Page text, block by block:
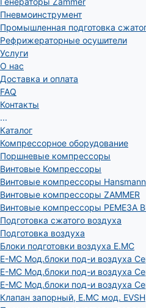
Пневмоинструмент
Промышленная подготовка
Рефрижераторные осушители
Услуги
О нас
Доставка и оплата
FAQ
Контакты
...
Каталог
Компрессорное оборудование
Поршневые компрессоры
Винтовые Компрессоры
Винтовые компрессоры Hansmann
Винтовые компрессоры ZAMMER
Винтовые компрессоры РЕМЕЗА
Подготовка сжатого воздуха
Подготовка воздуха
Блоки подготовки воздуха E.MC
E-MC Мод.блоки под-и воздуха
E-MC Мод.блоки под-и воздуха
E-MC Мод.блоки под-и воздуха
Клапан запорный, E.MC мод. EVSH